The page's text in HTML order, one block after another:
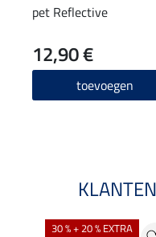
pet Reflective
12,90 €
toevoegen
30 % + 20 % EXTRA